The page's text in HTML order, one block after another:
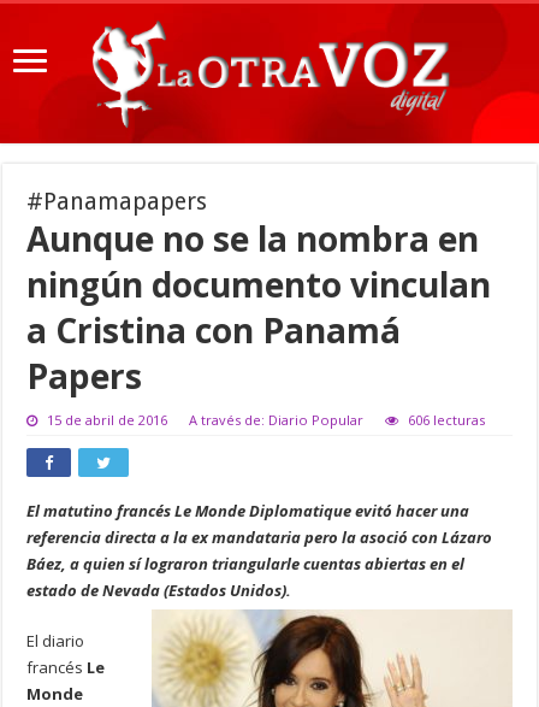
#Panamapapers
Aunque no se la nombra en
ningún documento vinculan
a Cristina con Panamá
Papers
15 de abril de 2016 A través de: Diario Popular 606 lecturas
El matutino francés Le Monde Diplomatique evitó hacer una
referencia directa a la ex mandataria pero la asoció con Lázaro
Báez, a quien sí lograron triangularle cuentas abiertas en el
estado de Nevada (Estados Unidos).
El diario
francés Le
Monde